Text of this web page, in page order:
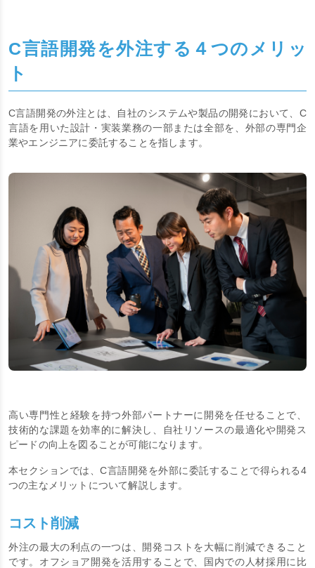
C言語開発を外注する４つのメリッ
ト
C言語開発の外注とは、自社のシステムや製品の開発において、C
言語を用いた設計・実装業務の一部または全部を、外部の専門企
業やエンジニアに委託することを指します。
高い専門性と経験を持つ外部パートナーに開発を任せることで、
技術的な課題を効率的に解決し、自社リソースの最適化や開発ス
ピードの向上を図ることが可能になります。
本セクションでは、C言語開発を外部に委託することで得られる4
つの主なメリットについて解説します。
コスト削減
外注の最大の利点の一つは、開発コストを大幅に削減できること
です。オフショア開発を活用することで、国内での人材採用に比